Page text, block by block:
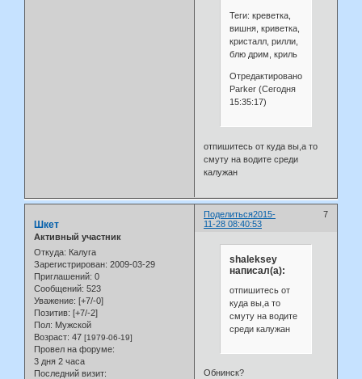
Теги: креветка,
вишня, криветка,
кристалл, рилли,
блю дрим, криль
Отредактировано
Parker (Сегодня
15:35:17)
отпишитесь от куда вы,а то
смуту на водите среди
калужан
Поделиться 7
2015-
11-28 08:40:53
Шкет
Активный участник
Откуда: Калуга
Зарегистрирован: 2009-03-29
Приглашений: 0
Сообщений: 523
Уважение: [+7/-0]
Позитив: [+7/-2]
Пол: Мужской
Возраст: 47 [1979-06-19]
Провел на форуме:
3 дня 2 часа
Последний визит:
shaleksey
написал(а):
отпишитесь от
куда вы,а то
смуту на водите
среди калужан
Обнинск?